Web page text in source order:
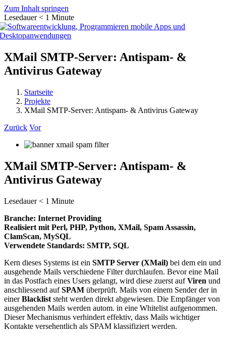
Zum Inhalt springen
Lesedauer < 1 Minute
XMail SMTP-Server: Antispam- &
Antivirus Gateway
Startseite
Projekte
XMail SMTP-Server: Antispam- & Antivirus Gateway
Zurück Vor
XMail SMTP-Server: Antispam- &
Antivirus Gateway
Lesedauer < 1 Minute
Branche: Internet Providing
Realisiert mit Perl, PHP, Python, XMail, Spam Assassin,
ClamScan, MySQL
Verwendete Standards: SMTP, SQL
Kern dieses Systems ist ein SMTP Server (XMail) bei dem ein und
ausgehende Mails verschiedene Filter durchlaufen. Bevor eine Mail
in das Postfach eines Users gelangt, wird diese zuerst aufViren und
anschliessend aufSPAM überprüft. Mails von einem Sender der in
einerBlacklist steht werden direkt abgewiesen. Die Empfänger von
ausgehenden Mails werden autom. in eine Whitelist aufgenommen.
Dieser Mechanismus verhindert effektiv, dass Mails wichtiger
Kontakte versehentlich als SPAM klassifiziert werden.